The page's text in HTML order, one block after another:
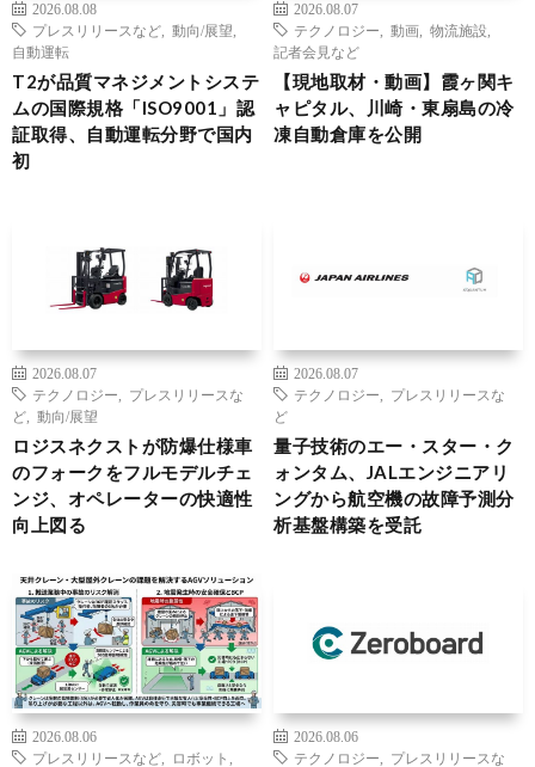
2026.08.08
プレスリリースなど
動向/展望
自動運転
T2が品質マネジメントシステ
ムの国際規格「ISO9001」認
証取得、自動運転分野で国内
初
2026.08.07
テクノロジー
動画 物流施設
記者会見など
【現地取材・動画】霞ヶ関キ
ャピタル、川崎・東扇島の冷
凍自動倉庫を公開
2026.08.07
テクノロジー
プレスリリースな
ど
動向/展望
ロジスネクストが防爆仕様車
のフォークをフルモデルチェ
ンジ、オペレーターの快適性
向上図る
2026.08.07
テクノロジー
プレスリリースな
ど
量子技術のエー・スター・ク
ォンタム、JALエンジニアリ
ングから航空機の故障予測分
析基盤構築を受託
2026.08.06
プレスリリースなど
ロボット
2026.08.06
テクノロジー
プレスリリースな